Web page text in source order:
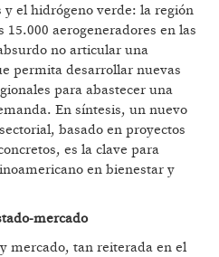
y el hidrógeno verde: la región
aerogeneradores en las
no articular una
permita desarrollar nuevas
para abastecer una
En síntesis, un nuevo
basado en proyectos
es la clave para
en bienestar y
mercado
mercado, tan reiterada en el